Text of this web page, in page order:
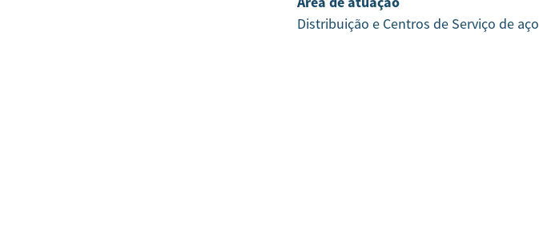
Distribuição e Centros de Serviço de aço